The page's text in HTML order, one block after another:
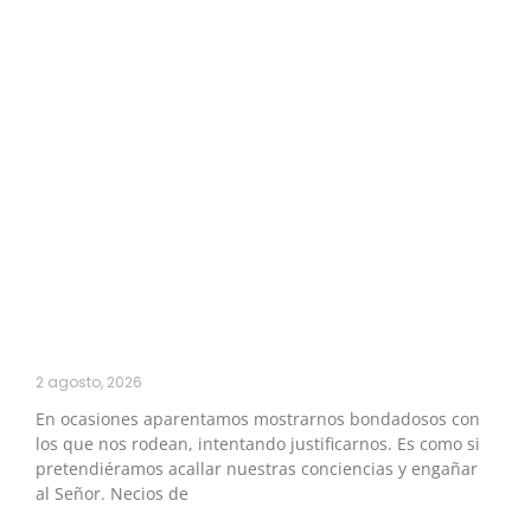
2 agosto, 2026
En ocasiones aparentamos mostrarnos bondadosos con
los que nos rodean, intentando justificarnos. Es como si
pretendiéramos acallar nuestras conciencias y engañar
al Señor. Necios de